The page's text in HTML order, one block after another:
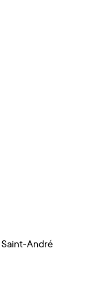
André